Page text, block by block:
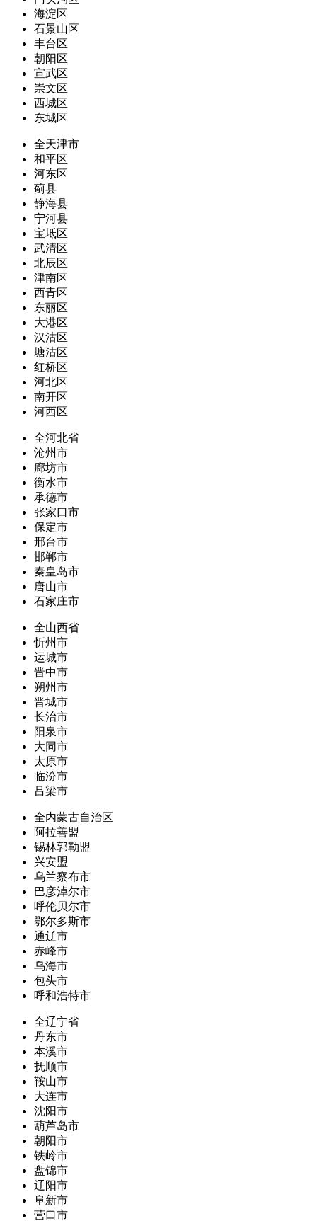
海淀区
石景山区
丰台区
朝阳区
宣武区
崇文区
西城区
东城区
全天津市
和平区
河东区
蓟县
静海县
宁河县
宝坻区
武清区
北辰区
津南区
西青区
东丽区
大港区
汉沽区
塘沽区
红桥区
河北区
南开区
河西区
全河北省
沧州市
廊坊市
衡水市
承德市
张家口市
保定市
邢台市
邯郸市
秦皇岛市
唐山市
石家庄市
全山西省
忻州市
运城市
晋中市
朔州市
晋城市
长治市
阳泉市
大同市
太原市
临汾市
吕梁市
全内蒙古自治区
阿拉善盟
锡林郭勒盟
兴安盟
乌兰察布市
巴彦淖尔市
呼伦贝尔市
鄂尔多斯市
通辽市
赤峰市
乌海市
包头市
呼和浩特市
全辽宁省
丹东市
本溪市
抚顺市
鞍山市
大连市
沈阳市
葫芦岛市
朝阳市
铁岭市
盘锦市
辽阳市
阜新市
营口市